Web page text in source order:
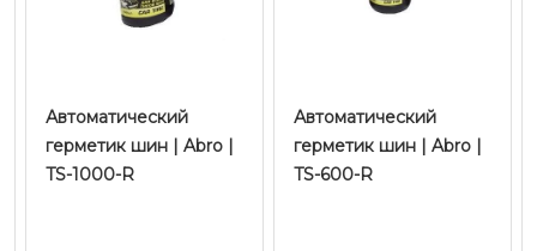
Автоматический
герметик шин | Abro |
TS-1000-R
Автоматический
герметик шин | Abro |
TS-600-R